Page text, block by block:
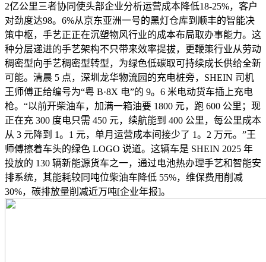
2亿公里三者协同使头部企业分析运营成本降低18-25%，客户
对劲度达98。6%从京东亚洲一号的黑灯仓库到顺丰的智能决
策中枢，手艺正正在沉塑物风行业的成本布局取办事能力。这
种分层递进的手艺架构不只带来效率提拔，更鞭策行业从劳动
稠密型向手艺稠密型转型，为绿色低碳取可持续成长供给全新
可能。清晨 5 点，深圳龙华物流园的充电桩旁，SHEIN 司机
王师傅正给编号为“粤 B·8X 电”的 9。6 米电动货车插上充电
枪。“以前开柴油车，加满一箱油要 1800 元，跑 600 公里；现
正在充 300 度电只需 450 元，续航能到 400 公里，每公里成本
从 3 元降到 1。1 元，单月运营成本间接少了 1。2 万元。”王
师傅擦着车头的绿色 LOGO 说道。这辆车是 SHEIN 2025 年
投放的 130 辆新能源货车之一，通过电池热办理手艺和智能安
排系统，其能耗较同吨位柴油车降低 55%，维保费用削减
30%，碳排放量削减近万吨[企业年报]。